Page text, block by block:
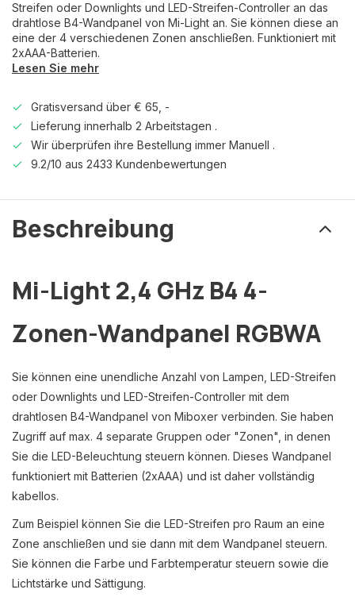
Streifen oder Downlights und LED-Streifen-Controller an das
drahtlose B4-Wandpanel von Mi-Light an. Sie können diese an
eine der 4 verschiedenen Zonen anschließen. Funktioniert mit
2xAAA-Batterien.
Lesen Sie mehr
Gratisversand über € 65, -
Lieferung innerhalb 2 Arbeitstagen .
Wir überprüfen ihre Bestellung immer Manuell .
9.2/10 aus 2433 Kundenbewertungen
Beschreibung
Mi-Light 2,4 GHz B4 4-
Zonen-Wandpanel RGBWA
Sie können eine unendliche Anzahl von Lampen, LED-Streifen
oder Downlights und LED-Streifen-Controller mit dem
drahtlosen B4-Wandpanel von Miboxer verbinden. Sie haben
Zugriff auf max. 4 separate Gruppen oder "Zonen", in denen
Sie die LED-Beleuchtung steuern können. Dieses Wandpanel
funktioniert mit Batterien (2xAAA) und ist daher vollständig
kabellos.
Zum Beispiel können Sie die LED-Streifen pro Raum an eine
Zone anschließen und sie dann mit dem Wandpanel steuern.
Sie können die Farbe und Farbtemperatur steuern sowie die
Lichtstärke und Sättigung.